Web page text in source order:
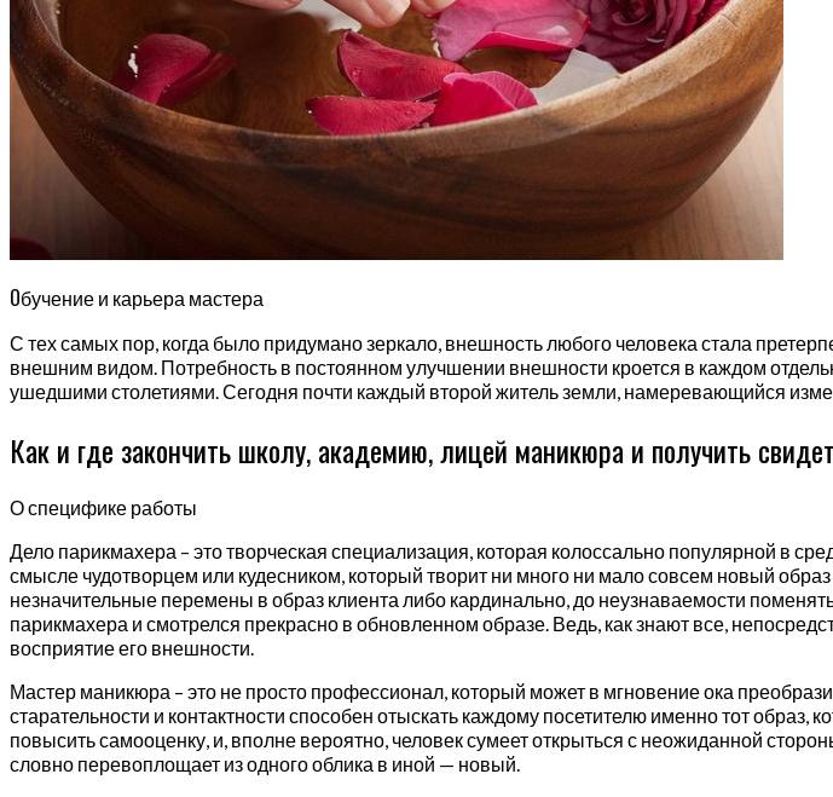
Обучение и карьера мастера
С тех самых пор, когда было придумано зеркало, внешность любого человека стала
внешним видом. Потребность в постоянном улучшении внешности кроется в каждом
ушедшими столетиями. Сегодня почти каждый второй житель земли, намеревающийся
Как и где закончить школу, академию, лицей маникюра и получить
О специфике работы
Дело парикмахера – это творческая специализация, которая колоссально популярной в
смысле чудотворцем или кудесником, который творит ни много ни мало совсем новый
незначительные перемены в образ клиента либо кардинально, до неузнаваемости
парикмахера и смотрелся прекрасно в обновленном образе. Ведь, как знают все,
восприятие его внешности.
Мастер маникюра – это не просто профессионал, который может в мгновение ока
старательности и контактности способен отыскать каждому посетителю именно тот
повысить самооценку, и, вполне вероятно, человек сумеет открыться с неожиданной
словно перевоплощает из одного облика в иной — новый.